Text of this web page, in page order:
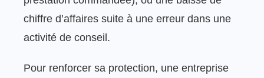
chiffre d’affaires suite à une erreur dans une
activité de conseil.
Pour renforcer sa protection, une entreprise